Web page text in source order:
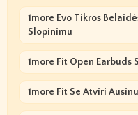
1more Evo Tikros
Slopinimu
1more Fit Open Earbuds
1more Fit Se Atviri